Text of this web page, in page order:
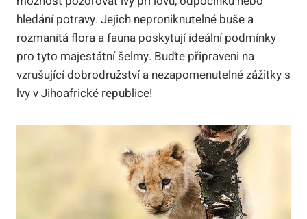
hledání potravy. Jejich neproniknutelné buše a
rozmanitá flora a fauna poskytují ideální podmínky
pro tyto majestátní šelmy. Buďte připraveni na
vzrušující dobrodružství a nezapomenutelné zážitky s
lvy v Jihoafrické republice!